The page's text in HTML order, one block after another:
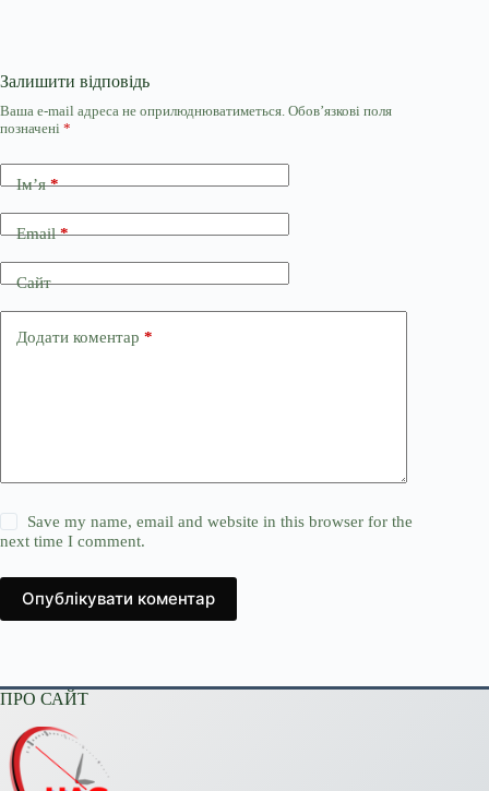
Залишити відповідь
Ваша e-mail адреса не оприлюднюватиметься. Обов’язкові поля
позначені *
Ім’я*
Email*
Сайт
Додати коментар *
Save my name, email and website in this browser for the
next time I comment.
Опублікувати коментар
ПРО САЙТ